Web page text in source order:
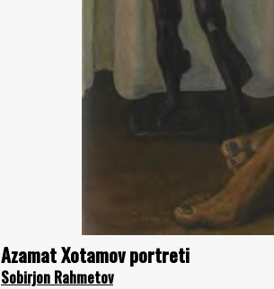
Azamat Xotamov portreti
Sobirjon Rahmetov